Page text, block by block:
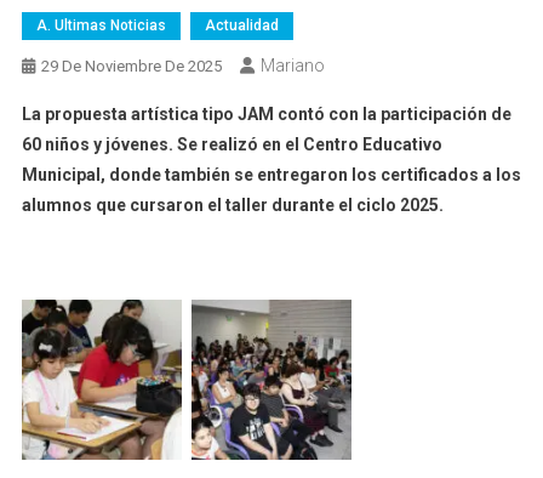
A. Ultimas Noticias Actualidad
29 De Noviembre De 2025 Mariano
La propuesta artística tipo JAM contó con la participación de
60 niños y jóvenes. Se realizó en el Centro Educativo
Municipal, donde también se entregaron los certificados a los
alumnos que cursaron el taller durante el ciclo 2025.